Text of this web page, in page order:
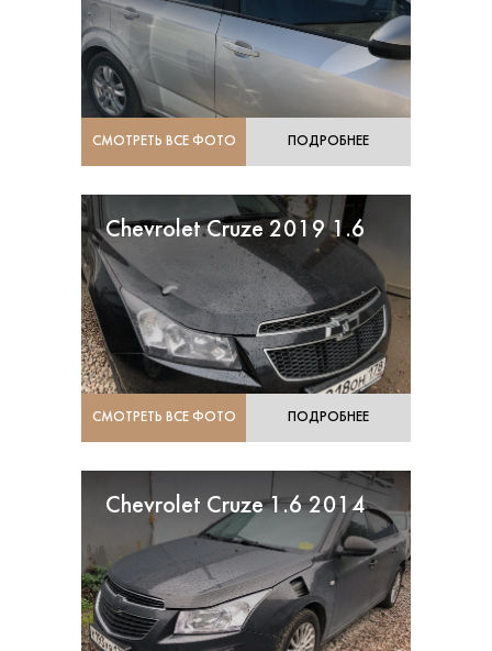
СМОТРЕТЬ ВСЕ ФОТО ПОДРОБНЕЕ
Chevrolet Cruze 2019 1.6
СМОТРЕТЬ ВСЕ ФОТО ПОДРОБНЕЕ
Chevrolet Cruze 1.6 2014